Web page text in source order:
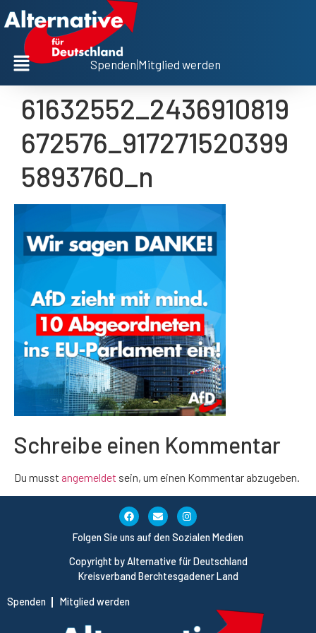
Spenden Mitglied werden
61632552_2436910819
672576_917271520399
5893760_n
Schreibe einen Kommentar
Du musst angemeldet sein, um einen Kommentar abzugeben.
Copyright by Alternative für Deutschland
Kreisverband Berchtesgadener Land
Spenden Mitglied werden
Folgen Sie uns auf den Sozialen Medien